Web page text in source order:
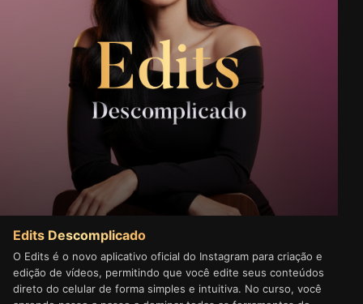
Edits Descomplicado
O Edits é o novo aplicativo oficial do Instagram para criação e
edição de vídeos, permitindo que você edite seus conteúdos
direto do celular de forma simples e intuitiva. No curso, você